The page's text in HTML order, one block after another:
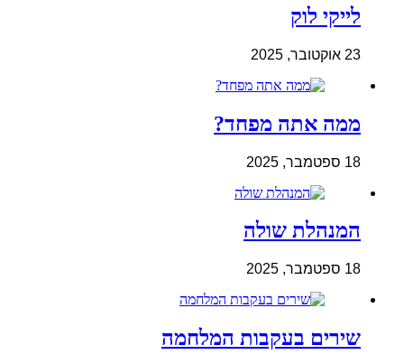
לייקי לוק
23 אוקטובר, 2025
ממה אתה מפחד?
18 ספטמבר, 2025
המנהלת שולה
18 ספטמבר, 2025
שירים בעקבות המלחמה